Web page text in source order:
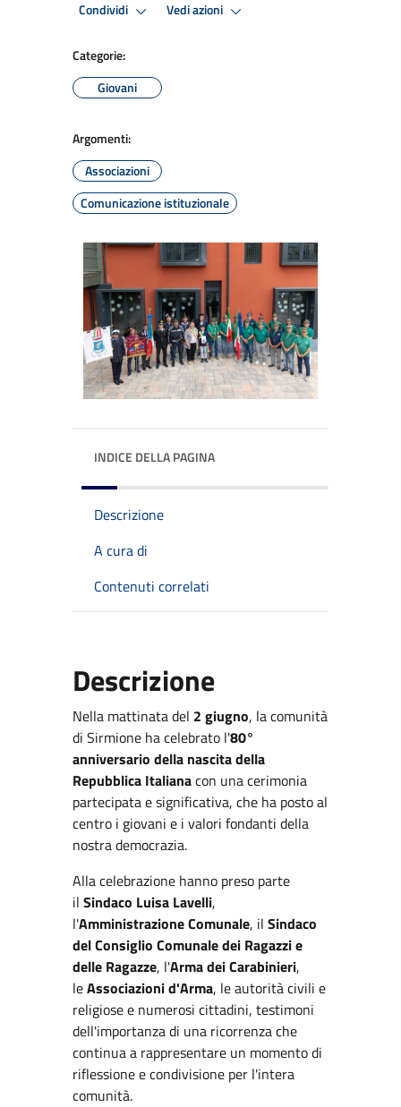
Condividi Vedi azioni
Categorie:
Giovani
Argomenti:
Associazioni
Comunicazione istituzionale
INDICE DELLA PAGINA
Descrizione
A cura di
Contenuti correlati
Descrizione
Nella mattinata del 2 giugno, la comunità
di Sirmione ha celebrato l'80°
anniversario della nascita della
Repubblica Italianacon una cerimonia
partecipata e significativa, che ha posto al
centro i giovani e i valori fondanti della
nostra democrazia.
Alla celebrazione hanno preso parte
il Sindaco Luisa Lavelli,
l'Amministrazione Comunale, il Sindaco
del Consiglio Comunale dei Ragazzi e
delle Ragazze, l'Arma dei Carabinieri,
leAssociazioni d'Arma, le autorità civili e
religiose e numerosi cittadini, testimoni
dell'importanza di una ricorrenza che
continua a rappresentare un momento di
riflessione e condivisione per l'intera
comunità.